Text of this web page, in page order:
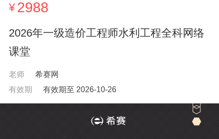
¥2988
2026年一级造价工程师水利工程全科网络
课堂
老师
希赛网
有效期
有效期至 2026-10-26